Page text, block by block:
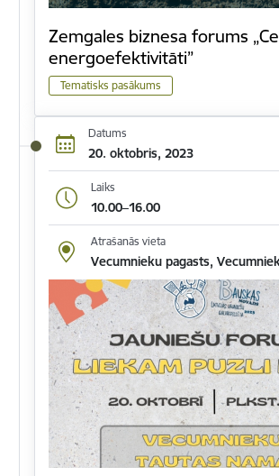
Zemgales biznesa forums
energoefektivitāti”
Tematisks pasākums
Datums
20. oktobris, 2023
Laiks
10.00–16.00
Atrašanās vieta
Vecumnieku pagasts,